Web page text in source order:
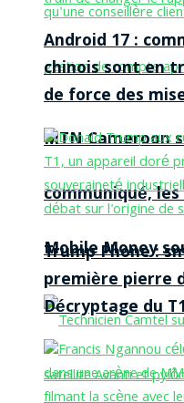
MTN Cameroon
communiqué,
Mobile Money
Android 17 :
chinois sont en
de force des
Trump Phone :
première pierre
Décryptage du